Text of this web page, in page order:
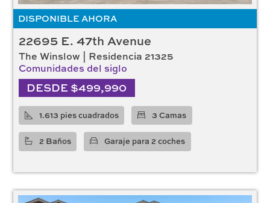
Precios
Rango de precios: $374,990 - 676,000
RESTABLECER FILTROS
DISPONIBLE AHORA
22695 E. 47th Avenue
The Winslow | Residencia 21325
Comunidades del siglo
DESDE $499,990
1.613 pies cuadrados 3 Camas
2 Baños Garaje para 2 coches